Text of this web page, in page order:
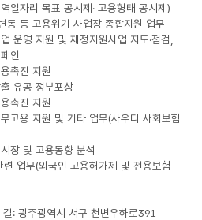
일자리 목표 공시제· 고용형태 공시제)
동 등 고용위기 사업장 종합지원 업무
운영 지원 및 재정지원사업 지도·점검,
인
촉진 지원
유공 정부포상
촉진 지원
고용 지원 및 기타 업무(사우디 사회보험
장 및 고용동향 분석
업무(외국인 고용허가제 및 전용보험
: 광주광역시 서구 천변우하로391